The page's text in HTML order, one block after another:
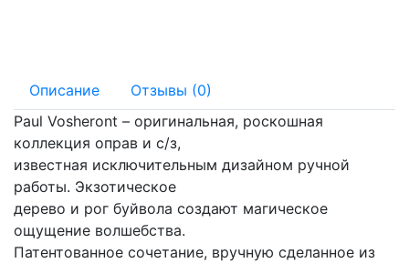
Описание
Отзывы (0)
Paul Vosheront – оригинальная, роскошная
коллекция оправ и с/з,
известная исключительным дизайном ручной
работы. Экзотическое
дерево и рог буйвола создают магическое
ощущение волшебства.
Патентованное сочетание, вручную сделанное из